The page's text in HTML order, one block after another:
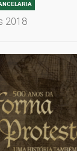
2018